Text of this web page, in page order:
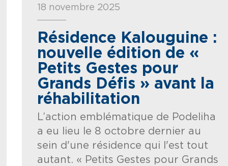
18 novembre 2025
Résidence Kalouguine :
nouvelle édition de «
Petits Gestes pour
Grands Défis » avant la
réhabilitation
L’action emblématique de Podeliha
a eu lieu le 8 octobre dernier au
sein d'une résidence qui l'est tout
autant. « Petits Gestes pour Grands